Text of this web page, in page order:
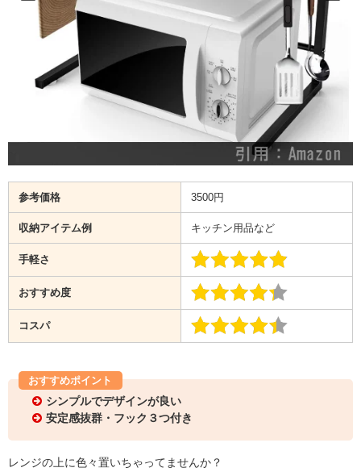
参考価格 3500円
収納アイテム例 キッチン用品など
手軽さ
おすすめ度
コスパ
おすすめポイント
シンプルでデザインが良い
安定感抜群・フック３つ付き
レンジの上に色々置いちゃってませんか？